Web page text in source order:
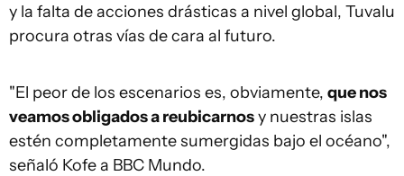
y la falta de acciones drásticas a nivel global, Tuvalu
procura otras vías de cara al futuro.
"El peor de los escenarios es, obviamente, que nos
veamos obligados a reubicarnosy nuestras islas
estén completamente sumergidas bajo el océano",
señaló Kofe a BBC Mundo.